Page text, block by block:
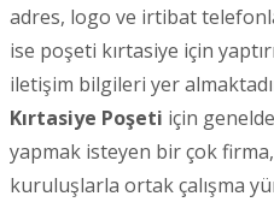
adres, logo ve irtibat
ise poşeti kırtasiye için
iletişim bilgileri yer
Kırtasiye Poşeti için
yapmak isteyen bir çok
kuruluşlarla ortak çalışma